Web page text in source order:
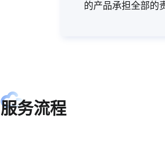
的产品承担全部的
服务流程